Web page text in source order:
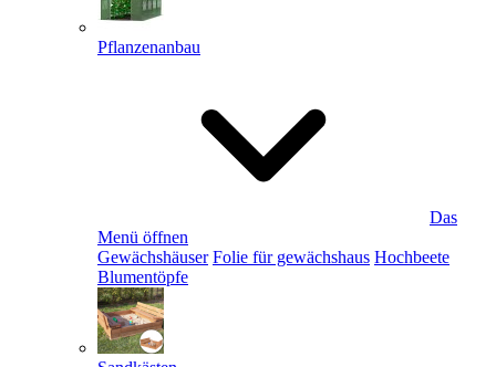
Pflanzenanbau
Das
Menü öffnen
Gewächshäuser Folie für gewächshaus Hochbeete
Blumentöpfe